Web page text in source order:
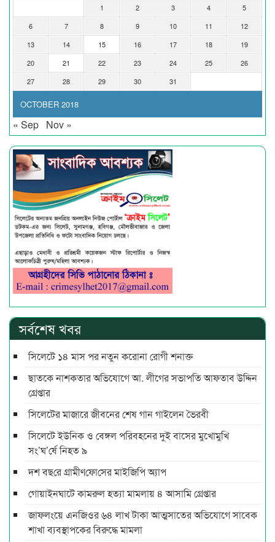
OCTOBER 2018
1 2 3 4
5
6
7 8 9 10 11
12
13
14 15 16 17 18
19
20
21 22 23 24 25
26
27
28 29 30 31
« Sep Nov »
সর্বশেষ খবর
সিলেটে ১৪ মাস পর নতুন করোনা রোগী শনাক্ত
ছাতকে নাশকতার অভিযোগে আ. লীগের সভাপ‌তি আফতাব উদ্দিন
গ্রেপ্তার
সিলেটের মাজারে জীবনের শেষ গান গাইলেন ভৈরবী
সিলেটে ইউনিক ও বেঙ্গল পরিবহনের দুই বাসের মুখোমুখি
সং’ঘ’র্ষে নিহত ৯
দশ বছ‌রে গ্রামীণ‌ফো‌সের মাইজিপি অ্যাপ
গোয়াইনঘাটে কামরুল হত্যা মামলায় ৪ আসামি গ্রেপ্তার
জাফলংয়ে এনজিওর ৬৪ লাখ টাকা আত্মসাতের অভিযোগে সাবেক
শাখা ব্যবস্থাপকের বিরুদ্ধে মামলা